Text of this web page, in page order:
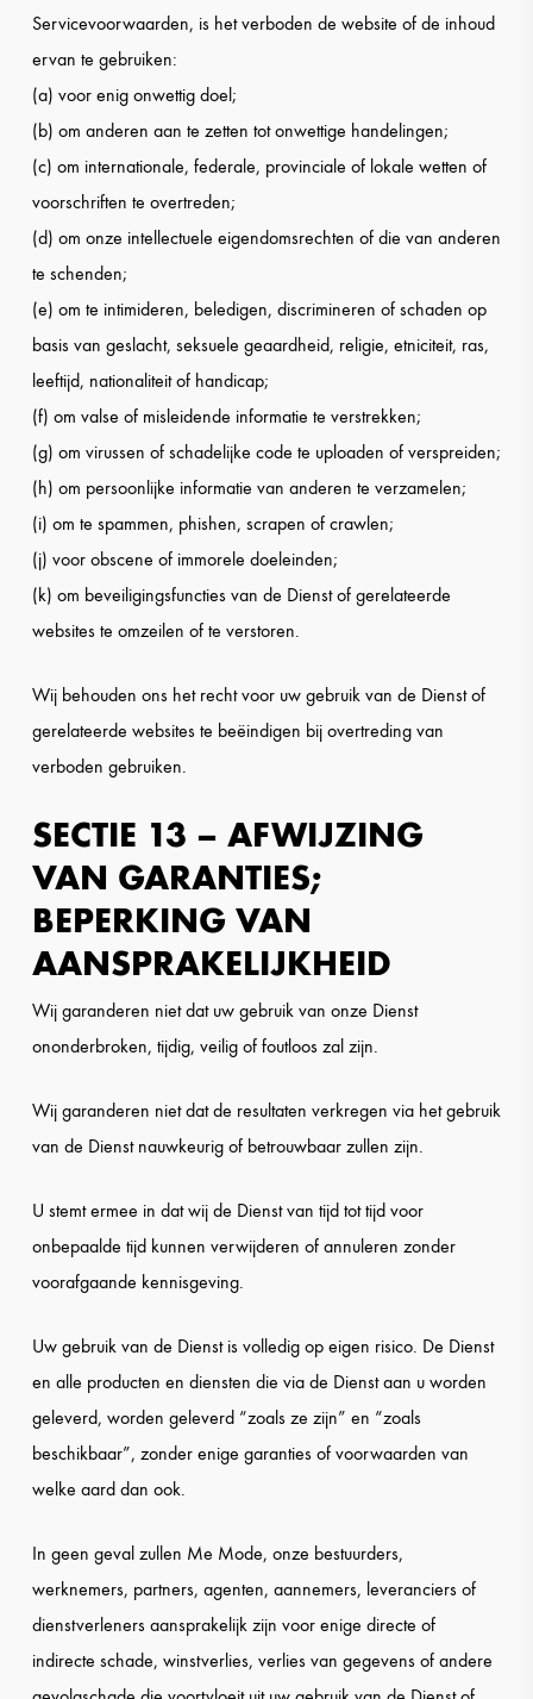
Servicevoorwaarden, is het verboden de website of de inhoud
ervan te gebruiken:
(a) voor enig onwettig doel;
(b) om anderen aan te zetten tot onwettige handelingen;
(c) om internationale, federale, provinciale of lokale wetten of
voorschriften te overtreden;
(d) om onze intellectuele eigendomsrechten of die van anderen
te schenden;
(e) om te intimideren, beledigen, discrimineren of schaden op
basis van geslacht, seksuele geaardheid, religie, etniciteit, ras,
leeftijd, nationaliteit of handicap;
(f) om valse of misleidende informatie te verstrekken;
(g) om virussen of schadelijke code te uploaden of verspreiden;
(h) om persoonlijke informatie van anderen te verzamelen;
(i) om te spammen, phishen, scrapen of crawlen;
(j) voor obscene of immorele doeleinden;
(k) om beveiligingsfuncties van de Dienst of gerelateerde
websites te omzeilen of te verstoren.
Wij behouden ons het recht voor uw gebruik van de Dienst of
gerelateerde websites te beëindigen bij overtreding van
verboden gebruiken.
SECTIE 13 – AFWIJZING
VAN GARANTIES;
BEPERKING VAN
AANSPRAKELIJKHEID
Wij garanderen niet dat uw gebruik van onze Dienst
ononderbroken, tijdig, veilig of foutloos zal zijn.
Wij garanderen niet dat de resultaten verkregen via het gebruik
van de Dienst nauwkeurig of betrouwbaar zullen zijn.
U stemt ermee in dat wij de Dienst van tijd tot tijd voor
onbepaalde tijd kunnen verwijderen of annuleren zonder
voorafgaande kennisgeving.
Uw gebruik van de Dienst is volledig op eigen risico. De Dienst
en alle producten en diensten die via de Dienst aan u worden
geleverd, worden geleverd “zoals ze zijn” en “zoals
beschikbaar”, zonder enige garanties of voorwaarden van
welke aard dan ook.
In geen geval zullen Me Mode, onze bestuurders,
werknemers, partners, agenten, aannemers, leveranciers of
dienstverleners aansprakelijk zijn voor enige directe of
indirecte schade, winstverlies, verlies van gegevens of andere